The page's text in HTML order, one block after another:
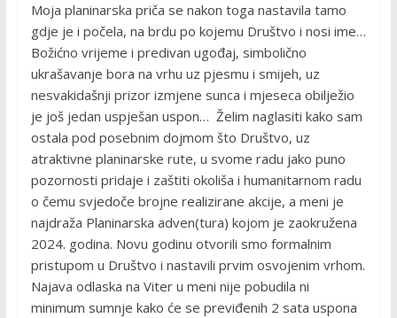
Moja planinarska priča se nakon toga nastavila tamo
gdje je i počela, na brdu po kojemu Društvo i nosi ime…
Božićno vrijeme i predivan ugođaj, simbolično
ukrašavanje bora na vrhu uz pjesmu i smijeh, uz
nesvakidašnji prizor izmjene sunca i mjeseca obilježio
je još jedan uspješan uspon… Želim naglasiti kako sam
ostala pod posebnim dojmom što Društvo, uz
atraktivne planinarske rute, u svome radu jako puno
pozornosti pridaje i zaštiti okoliša i humanitarnom radu
o čemu svjedoče brojne realizirane akcije, a meni je
najdraža Planinarska adven(tura) kojom je zaokružena
2024. godina. Novu godinu otvorili smo formalnim
pristupom u Društvo i nastavili prvim osvojenim vrhom.
Najava odlaska na Viter u meni nije pobudila ni
minimum sumnje kako će se previđenih 2 sata uspona